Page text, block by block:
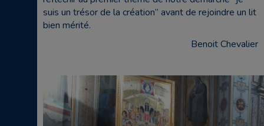
suis un trésor de la création” avant de rejoindre un lit
bien mérité.
Benoit Chevalier